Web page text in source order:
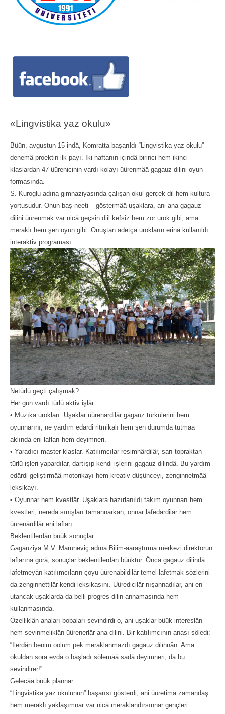
«Lingvistika yaz okulu»
Büün, avgustun 15-indä, Komratta başarıldı “Lingvistika yaz okulu”
denemä proektin ilk payı. İki haftanın içindä birinci hem ikinci
klaslardan 47 üürenicinin vardı kolayı üürenmää gagauz dilini oyun
formasında.
S. Kuroglu adına gimnaziyasında çalışan okul gerçek dil hem kultura
yortusudur. Onun baş neeti – göstermää uşaklara, ani ana gagauz
dilini üürenmäk var nicä geçsin diil kefsiz hem zor urok gibi, ama
meraklı hem şen oyun gibi. Onuştan adetçä urokların erinä kullanıldı
interaktiv programası.
Netürlü geçti çalışmak?
Her gün vardı türlü aktiv işlär:
• Muzıka urokları. Uşaklar üürenärdilär gagauz türkülerini hem
oyunnarını, ne yardım edärdi ritmikalı hem şen durumda tutmaa
aklında eni lafları hem deyimneri.
• Yaradıcı master-klaslar. Katılımcılar resimnärdilär, sarı topraktan
türlü işleri yapardılar, dartışıp kendi işlerini gagauz dilindä. Bu yardım
edärdi geliştirmää motorikayı hem kreativ düşünceyi, zenginnetmää
leksikayı.
• Oyunnar hem kvestlär. Uşaklara hazırlanıldı takım oyunnarı hem
kvestleri, neredä sınışları tamannarkan, onnar lafedärdilär hem
üürenärdilär eni lafları.
Beklentilerdän büük sonuçlar
Gagauziya M.V. Maruneviç adına Bilim-aaraştırma merkezi direktorun
laflarına görä, sonuçlar beklentilerdän büüktür. Öncä gagauz dilindä
lafetmeyän katılımcıların çoyu üürenäbildilär temel lafetmäk sözlerini
da zenginnettilär kendi leksikasını. Üüredicilär nışannadılar, ani en
utancak uşaklarda da belli progres dilin annamasında hem
kullanmasında.
Özelliklän anaları-bobaları sevindirdi o, ani uşaklar büük intereslän
hem sevinmeliklän üürenerlär ana dilini. Bir katılımcının anası söledi:
“İlerdän benim oolum pek meraklanmazdı gagauz dilinnän. Ama
okuldan sora evdä o başladı sölemää sadä deyimneri, da bu
sevindirer!”.
Gelecää büük plannar
“Lingvistika yaz okulunun” başarısı gösterdi, ani üüretimä zamandaş
hem meraklı yaklaşımnar var nicä meraklandırsınnar gençleri